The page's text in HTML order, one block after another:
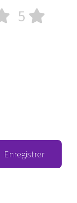
5
Enregistrer